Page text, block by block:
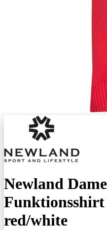
Newland
red/white